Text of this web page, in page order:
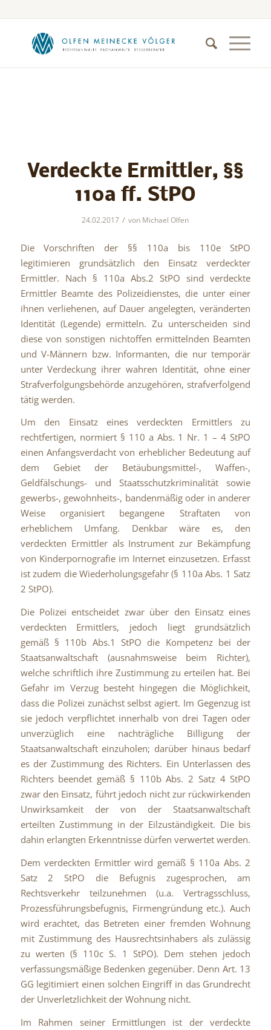
Verdeckte Ermittler, §§
110a ff. StPO
24.02.2017 / von Michael Olfen
Die Vorschriften der §§ 110a bis 110e StPO
legitimieren grundsätzlich den Einsatz verdeckter
Ermittler. Nach § 110a Abs.2 StPO sind verdeckte
Ermittler Beamte des Polizeidienstes, die unter einer
ihnen verliehenen, auf Dauer angelegten, veränderten
Identität (Legende) ermitteln. Zu unterscheiden sind
diese von sonstigen nichtoffen ermittelnden Beamten
und V-Männern bzw. Informanten, die nur temporär
unter Verdeckung ihrer wahren Identität, ohne einer
Strafverfolgungsbehörde anzugehören, strafverfolgend
tätig werden.
Um den Einsatz eines verdeckten Ermittlers zu
rechtfertigen, normiert § 110 a Abs. 1 Nr. 1 – 4 StPO
einen Anfangsverdacht von erheblicher Bedeutung auf
dem Gebiet der Betäubungsmittel-, Waffen-,
Geldfälschungs- und Staatsschutzkriminalität sowie
gewerbs-, gewohnheits-, bandenmäßig oder in anderer
Weise organisiert begangene Straftaten von
erheblichem Umfang. Denkbar wäre es, den
verdeckten Ermittler als Instrument zur Bekämpfung
von Kinderpornografie im Internet einzusetzen. Erfasst
ist zudem die Wiederholungsgefahr (§ 110a Abs. 1 Satz
2 StPO).
Die Polizei entscheidet zwar über den Einsatz eines
verdeckten Ermittlers, jedoch liegt grundsätzlich
gemäß § 110b Abs.1 StPO die Kompetenz bei der
Staatsanwaltschaft (ausnahmsweise beim Richter),
welche schriftlich ihre Zustimmung zu erteilen hat. Bei
Gefahr im Verzug besteht hingegen die Möglichkeit,
dass die Polizei zunächst selbst agiert. Im Gegenzug ist
sie jedoch verpflichtet innerhalb von drei Tagen oder
unverzüglich eine nachträgliche Billigung der
Staatsanwaltschaft einzuholen; darüber hinaus bedarf
es der Zustimmung des Richters. Ein Unterlassen des
Richters beendet gemäß § 110b Abs. 2 Satz 4 StPO
zwar den Einsatz, führt jedoch nicht zur rückwirkenden
Unwirksamkeit der von der Staatsanwaltschaft
erteilten Zustimmung in der Eilzuständigkeit. Die bis
dahin erlangten Erkenntnisse dürfen verwertet werden.
Dem verdeckten Ermittler wird gemäß § 110a Abs. 2
Satz 2 StPO die Befugnis zugesprochen, am
Rechtsverkehr teilzunehmen (u.a. Vertragsschluss,
Prozessführungsbefugnis, Firmengründung etc.). Auch
wird erachtet, das Betreten einer fremden Wohnung
mit Zustimmung des Hausrechtsinhabers als zulässig
zu werten (§ 110c S. 1 StPO). Dem stehen jedoch
verfassungsmäßige Bedenken gegenüber. Denn Art. 13
GG legitimiert einen solchen Eingriff in das Grundrecht
der Unverletzlichkeit der Wohnung nicht.
Im Rahmen seiner Ermittlungen ist der verdeckte